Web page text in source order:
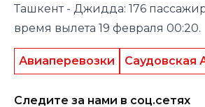
Ташкент - Джидда: 176
время вылета 19 февраля 00:20.
Авиаперевозки Саудовская
Следите за нами в соц.сетях